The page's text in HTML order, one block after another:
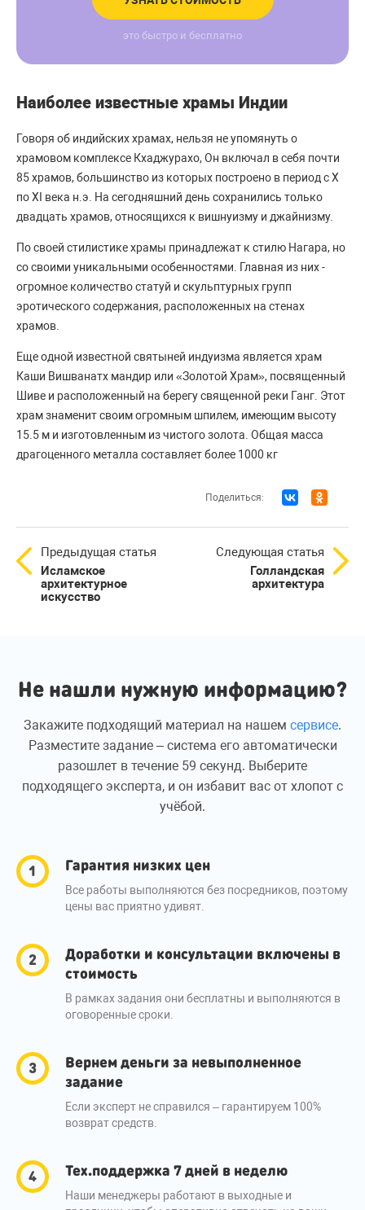
это быстро и бесплатно
Наиболее известные храмы Индии
Говоря об индийских храмах, нельзя не упомянуть о
храмовом комплексе Кхаджурахо, Он включал в себя почти
85 храмов, большинство из которых построено в период с X
по XI века н.э. На сегодняшний день сохранились только
двадцать храмов, относящихся к вишнуизму и джайнизму.
По своей стилистике храмы принадлежат к стилю Нагара, но
со своими уникальными особенностями. Главная из них -
огромное количество статуй и скульптурных групп
эротического содержания, расположенных на стенах
храмов.
Еще одной известной святыней индуизма является храм
Каши Вишванатх мандир или «Золотой Храм», посвященный
Шиве и расположенный на берегу священной реки Ганг. Этот
храм знаменит своим огромным шпилем, имеющим высоту
15.5 м и изготовленным из чистого золота. Общая масса
драгоценного металла составляет более 1000 кг
Поделиться:
Предыдущая статья
Исламское
архитектурное
искусство
Следующая статья
Голландская
архитектура
Не нашли нужную информацию?
Закажите подходящий материал на нашем сервисе.
Разместите задание – система его автоматически
разошлет в течение 59 секунд. Выберите
подходящего эксперта, и он избавит вас от хлопот с
учёбой.
Гарантия низких цен
Все работы выполняются без посредников, поэтому
цены вас приятно удивят.
Доработки и консультации включены в
стоимость
В рамках задания они бесплатны и выполняются в
оговоренные сроки.
Вернем деньги за невыполненное
задание
Если эксперт не справился – гарантируем 100%
возврат средств.
Тех.поддержка 7 дней в неделю
Наши менеджеры работают в выходные и